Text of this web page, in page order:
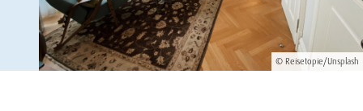
© Reisetopie/Unsplash